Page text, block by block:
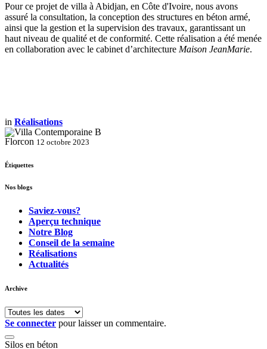
Pour ce projet de villa à Abidjan, en Côte d'Ivoire, nous avons
assuré la consultation, la conception des structures en béton armé,
ainsi que la gestion et la supervision des travaux, garantissant un
haut niveau de qualité et de conformité. Cette réalisation a été menée
en collaboration avec le cabinet d’architecture Maison JeanMarie.
in Réalisations
Florcon 12 octobre 2023
Étiquettes
Nos blogs
Saviez-vous?
Aperçu technique
Notre Blog
Conseil de la semaine
Réalisations
Actualités
Archive
Se connecter pour laisser un commentaire.
Silos en béton